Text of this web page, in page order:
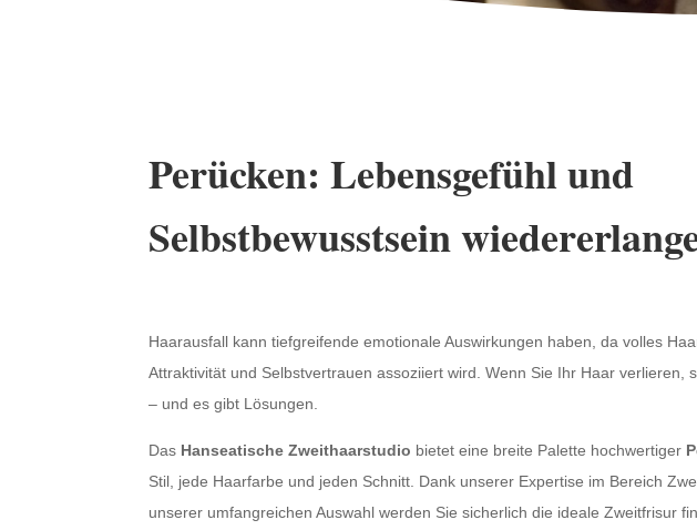
Perücken: Lebensgefühl und
Selbstbewusstsein
Haarausfall kann tiefgreifende emotionale Auswirkungen haben, da volles
Attraktivität und Selbstvertrauen assoziiert wird. Wenn Sie Ihr Haar verlieren,
– und es gibt Lösungen.
Das Hanseatische Zweithaarstudio bietet eine breite Palette hochwertiger
Stil, jede Haarfarbe und jeden Schnitt. Dank unserer Expertise im Bereich
unserer umfangreichen Auswahl werden Sie sicherlich die ideale Zweitfrisur